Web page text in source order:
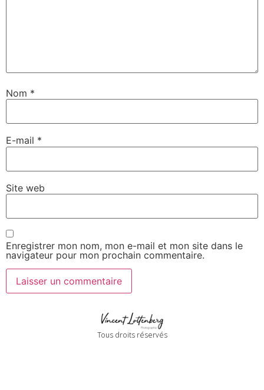
Nom *
E-mail *
Site web
Enregistrer mon nom, mon e-mail et mon site dans le
navigateur pour mon prochain commentaire.
Tous droits réservés